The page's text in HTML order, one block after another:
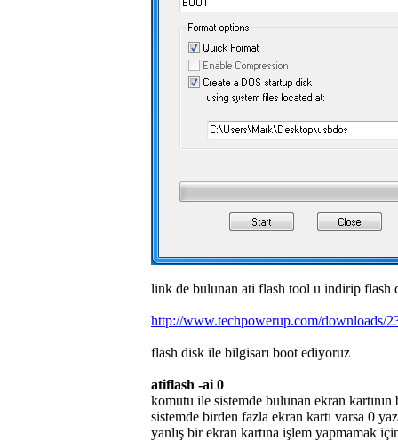
link de bulunan ati flash tool u indirip flash
http://www.techpowerup.com/downloads/
flash disk ile bilgisarı boot ediyoruz
atiflash -ai 0
komutu ile sistemde bulunan ekran
sistemde birden fazla ekran kartı varsa 0
yanlış bir ekran kartına işlem yapmamak